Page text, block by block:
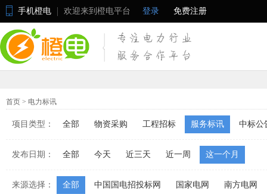
手机橙电 欢迎来到橙电平台 登录 免费注册
首页 > 电力标讯
项目类型： 全部 物资采购 工程招标 服务标讯 中标公
发布日期： 全部 今天 近三天 近一周 这一个月
来源选择： 全部 中国国电招投标网 国家电网 南方电网